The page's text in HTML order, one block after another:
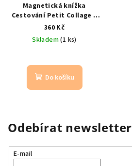
Magnetická knížka
Cestování Petit Collage –
kreativní hra pro děti 3+
let | 25+ magnetů
360 Kč
Skladem(1 ks)
Do košíku
Odebírat newsletter
E-mail